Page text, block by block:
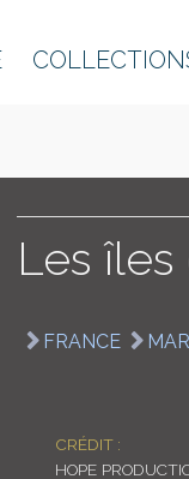
Les
FRANCE
CRÉDIT :
HOPE